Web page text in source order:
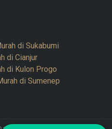
di Sukabumi
di Cianjur
di Kulon Progo
di Sumenep